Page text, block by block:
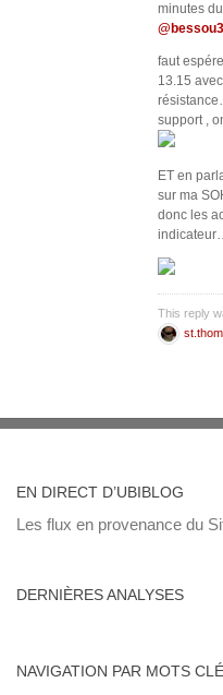
minutes
faut
13.15
support ,
ET en
sur ma
donc les
This reply
EN DIRECT D’UBIBLOG
Les flux en provenance du
DERNIÈRES ANALYSES
NAVIGATION PAR MOTS